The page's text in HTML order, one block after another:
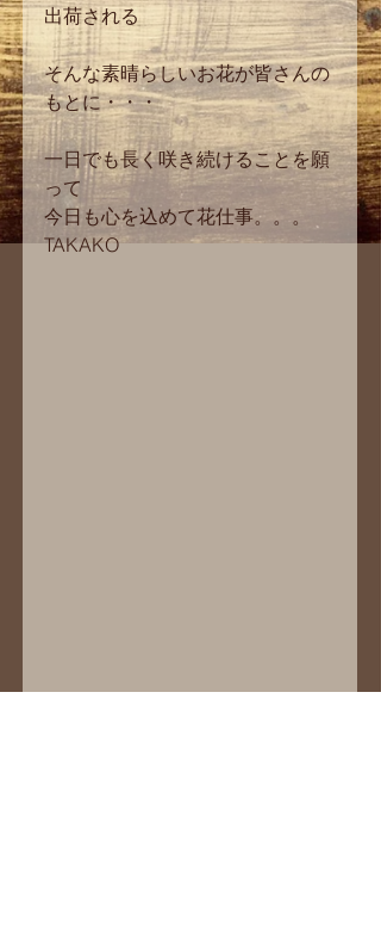
出荷される
そんな素晴らしいお花が皆さんの
もとに・・・
一日でも長く咲き続けることを願
って
今日も心を込めて花仕事。。。
TAKAKO